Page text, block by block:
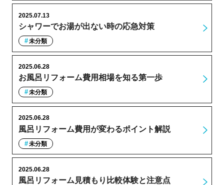
シャワーでお湯が出ない時の応急対策
2025.07.13
未分類
お風呂リフォーム費用相場を知る第一歩
2025.06.28
未分類
風呂リフォーム費用が変わるポイント解説
2025.06.28
未分類
風呂リフォーム見積もり比較体験と注意点
2025.06.28